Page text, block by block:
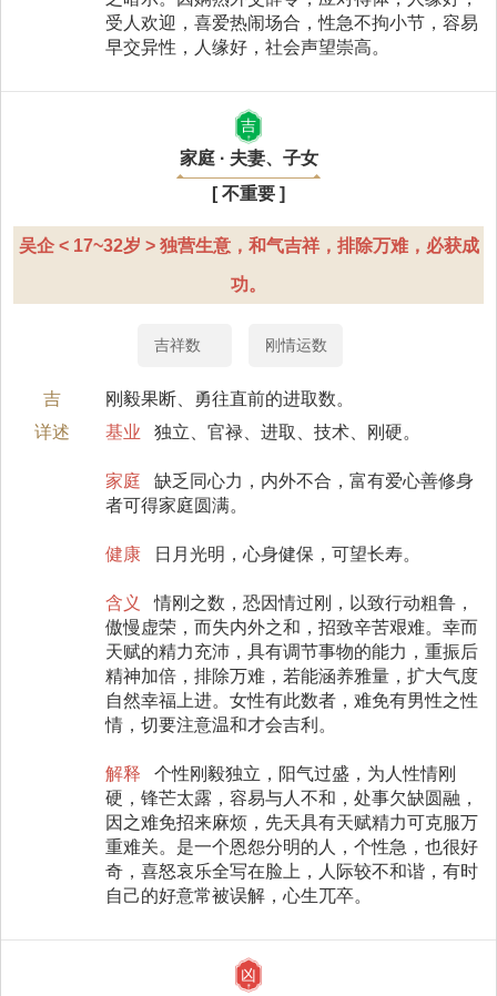
受人欢迎，喜爱热闹场合，性急不拘小节，容易
早交异性，人缘好，社会声望崇高。
吉
家庭 · 夫妻、子女
[ 不重要 ]
吴企 < 17~32岁 > 独营生意，和气吉祥，排除万难，必获成
功。
吉祥数 刚情运数
吉
刚毅果断、勇往直前的进取数。
详述
基业 独立、官禄、进取、技术、刚硬。
家庭
缺乏同心力，内外不合，富有爱心善修身
者可得家庭圆满。
健康 日月光明，心身健保，可望长寿。
含义
情刚之数，恐因情过刚，以致行动粗鲁，
傲慢虚荣，而失内外之和，招致辛苦艰难。幸而
天赋的精力充沛，具有调节事物的能力，重振后
精神加倍，排除万难，若能涵养雅量，扩大气度
自然幸福上进。女性有此数者，难免有男性之性
情，切要注意温和才会吉利。
解释
个性刚毅独立，阳气过盛，为人性情刚
硬，锋芒太露，容易与人不和，处事欠缺圆融，
因之难免招来麻烦，先天具有天赋精力可克服万
重难关。是一个恩怨分明的人，个性急，也很好
奇，喜怒哀乐全写在脸上，人际较不和谐，有时
自己的好意常被误解，心生兀卒。
凶